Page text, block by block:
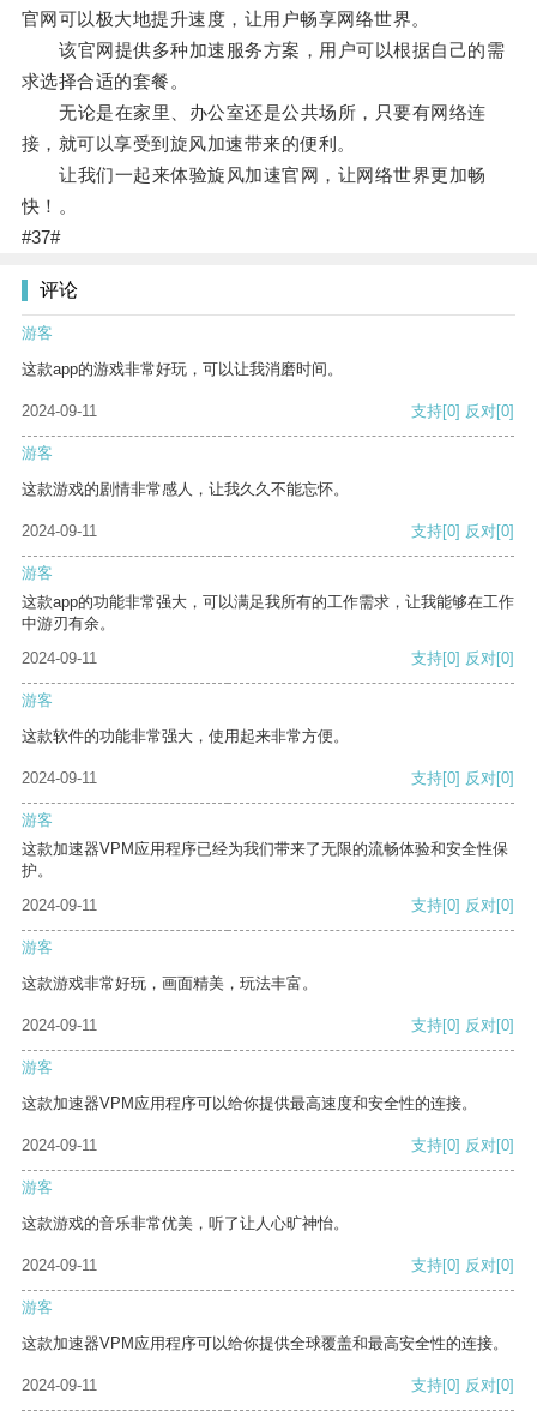
官网可以极大地提升速度，让用户畅享网络世界。
该官网提供多种加速服务方案，用户可以根据自己的需
求选择合适的套餐。
无论是在家里、办公室还是公共场所，只要有网络连
接，就可以享受到旋风加速带来的便利。
让我们一起来体验旋风加速官网，让网络世界更加畅
快！。
#37#
评论
游客
这款app的游戏非常好玩，可以让我消磨时间。
2024-09-11 支持[0] 反对[0]
游客
这款游戏的剧情非常感人，让我久久不能忘怀。
2024-09-11 支持[0] 反对[0]
游客
这款app的功能非常强大，可以满足我所有的工作需求，让我能够在工作
中游刃有余。
2024-09-11
支持[0] 反对[0]
游客
这款软件的功能非常强大，使用起来非常方便。
2024-09-11 支持[0] 反对[0]
游客
这款加速器VPM应用程序已经为我们带来了无限的流畅体验和安全性保
护。
2024-09-11
支持[0] 反对[0]
游客
这款游戏非常好玩，画面精美，玩法丰富。
2024-09-11 支持[0] 反对[0]
游客
这款加速器VPM应用程序可以给你提供最高速度和安全性的连接。
2024-09-11 支持[0] 反对[0]
游客
这款游戏的音乐非常优美，听了让人心旷神怡。
2024-09-11 支持[0] 反对[0]
游客
这款加速器VPM应用程序可以给你提供全球覆盖和最高安全性的连接。
2024-09-11 支持[0] 反对[0]